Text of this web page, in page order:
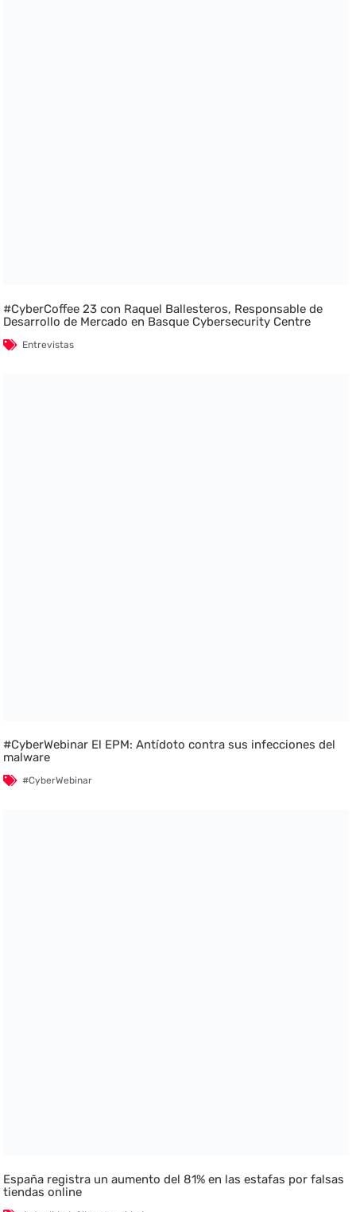
#CyberCoffee 23 con Raquel Ballesteros, Responsable de
Desarrollo de Mercado en Basque Cybersecurity Centre
Entrevistas
#CyberWebinar El EPM: Antídoto contra sus infecciones del
malware
#CyberWebinar
España registra un aumento del 81% en las estafas por falsas
tiendas online